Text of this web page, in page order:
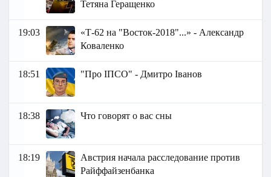
Тетяна Геращенко
19:03
«Т-62 на "Восток-2018"...» - Александр
Коваленко
18:51 "Про ІПСО" - Дмитро Іванов
18:38 Что говорят о вас сны
18:19
Австрия начала расследование против
Райффайзенбанка